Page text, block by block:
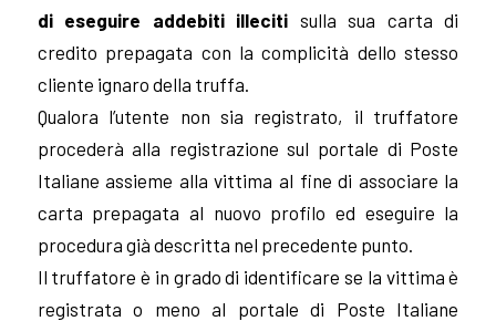
di eseguire addebiti illeciti sulla sua carta di
credito prepagata con la complicità dello stesso
cliente ignaro della truffa.
Qualora l’utente non sia registrato, il truffatore
procederà alla registrazione sul portale di Poste
Italiane assieme alla vittima al fine di associare la
carta prepagata al nuovo profilo ed eseguire la
procedura già descritta nel precedente punto.
Il truffatore è in grado di identificare se la vittima è
registrata o meno al portale di Poste Italiane